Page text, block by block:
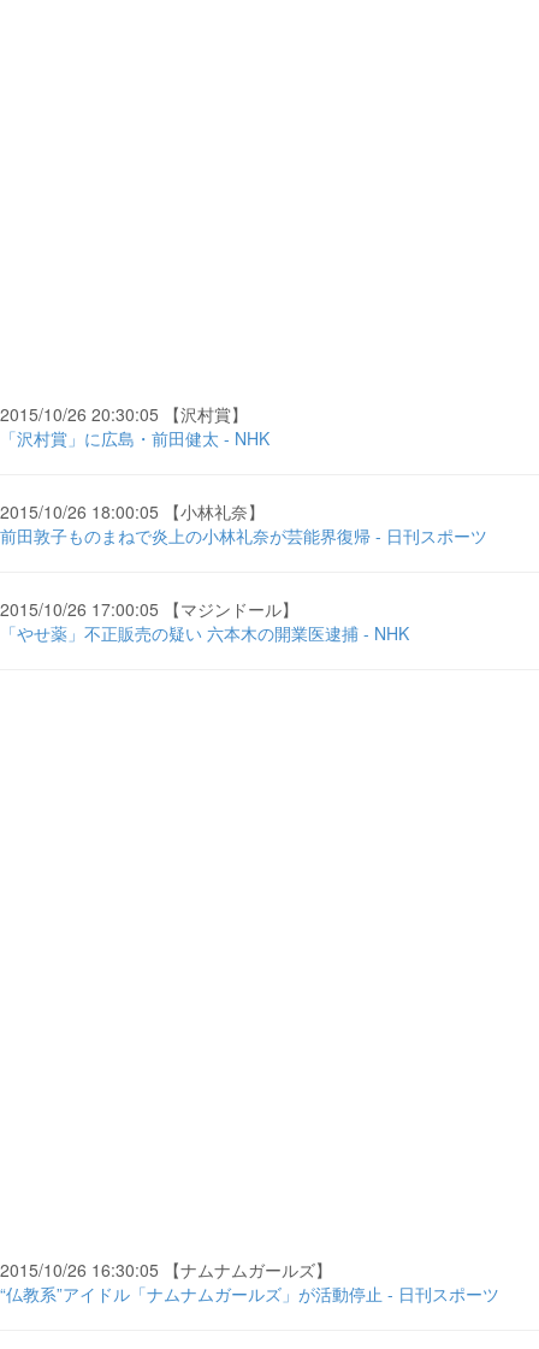
2015/10/26 20:30:05 【沢村賞】
「沢村賞」に広島・前田健太 - NHK
2015/10/26 18:00:05 【小林礼奈】
前田敦子ものまねで炎上の小林礼奈が芸能界復帰 - 日刊スポーツ
2015/10/26 17:00:05 【マジンドール】
「やせ薬」不正販売の疑い 六本木の開業医逮捕 - NHK
2015/10/26 16:30:05 【ナムナムガールズ】
“仏教系”アイドル「ナムナムガールズ」が活動停止 - 日刊スポーツ